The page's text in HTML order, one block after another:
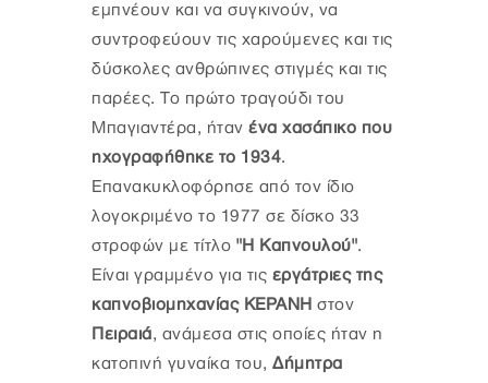
εμπνέουν και να συγκινούν, να
συντροφεύουν τις χαρούμενες και τις
δύσκολες ανθρώπινες στιγμές και τις
παρέες. Το πρώτο τραγούδι του
Μπαγιαντέρα, ήταν ένα χασάπικο που
ηχογραφήθηκε το 1934.
Επανακυκλοφόρησε από τον ίδιο
λογοκριμένο το 1977 σε δίσκο 33
στροφών με τίτλο "Η Καπνουλού".
Είναι γραμμένο για τις εργάτριες της
καπνοβιομηχανίας ΚΕΡΑΝΗ στον
Πειραιά, ανάμεσα στις οποίες ήταν η
κατοπινή γυναίκα του, Δήμητρα